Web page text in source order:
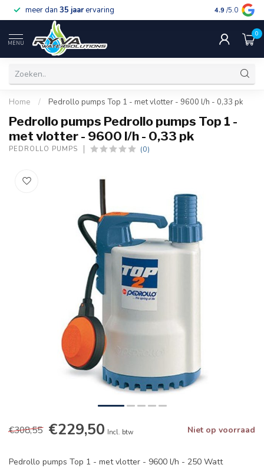
meer dan 35 jaarervaring gratis
4.9 /5.0
MENU
0
Home / Pedrollo pumps Top 1 - met vlotter - 9600 l/h - 0,33 pk
Pedrollo pumps Pedrollo pumps Top 1 -
met vlotter - 9600 l/h - 0,33 pk
PEDROLLO PUMPS (0)
€308,55 €229,50 Incl. btw Niet op voorraad
Pedrollo pumps Top 1 - met vlotter - 9600 l/h - 250 Watt